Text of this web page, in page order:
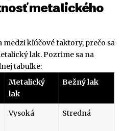
metalického
kľúčové faktory, prečo sa
lak. Pozrime sa na
tabuľke:
Metalický
lak
Bežný lak
Vysoká Stredná